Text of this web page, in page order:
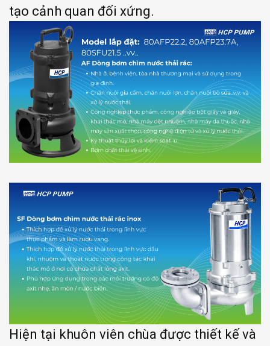
tạo cảnh quan đối xứng.
Hiện tại khuôn viên chùa được thiết kế và